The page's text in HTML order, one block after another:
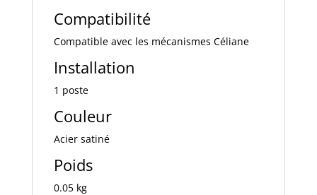
Compatibilité
Compatible avec les mécanismes Céliane
Installation
1 poste
Couleur
Acier satiné
Poids
0.05 kg